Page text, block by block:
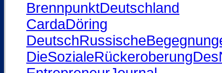
BrennpunktDeutschland
CardaDöring